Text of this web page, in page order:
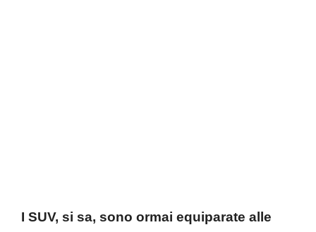
I SUV, si sa, sono ormai equiparate alle